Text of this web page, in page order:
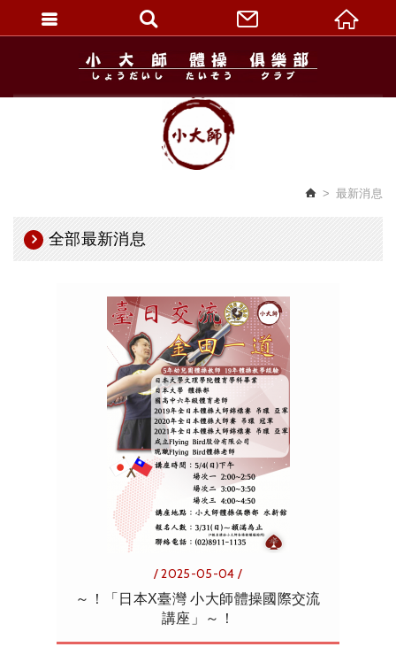
最新消息
全部最新消息
/ 2025-05-04 /
～！「日本X臺灣 小大師體操國際交流
講座」～！
繁體中文